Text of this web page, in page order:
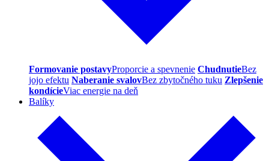
Formovanie postavyProporcie a spevnenie ChudnutieBez
jojo efektu Naberanie svalovBez zbytočného tuku Zlepšenie
kondícieViac energie na deň
Balíky